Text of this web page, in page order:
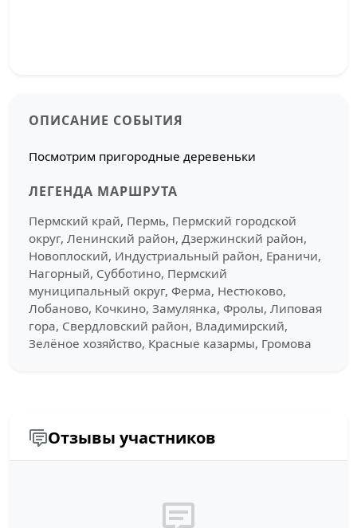
ОПИСАНИЕ СОБЫТИЯ
Посмотрим пригородные деревеньки
ЛЕГЕНДА МАРШРУТА
Пермский край, Пермь, Пермский городской
округ, Ленинский район, Дзержинский район,
Новоплоский, Индустриальный район, Ераничи,
Нагорный, Субботино, Пермский
муниципальный округ, Ферма, Нестюково,
Лобаново, Кочкино, Замулянка, Фролы, Липовая
гора, Свердловский район, Владимирский,
Зелёное хозяйство, Красные казармы, Громова
Отзывы участников